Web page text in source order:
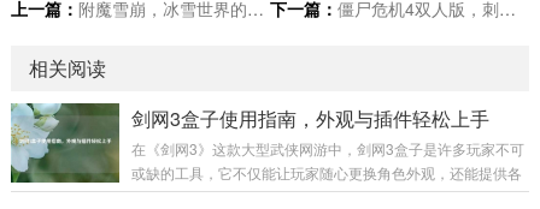
上一篇： 附魔雪崩，冰雪世界的神秘力量 下一篇： 僵尸危机4双人版，刺激合作冒险来袭
相关阅读
剑网3盒子使用指南，外观与插件轻松上手
在《剑网3》这款大型武侠网游中，剑网3盒子是许多玩家不可
或缺的工具，它不仅能让玩家随心更换角色外观，还能提供各
种实用插件，极大地提升游戏体验,下面就为大家详细介绍剑网